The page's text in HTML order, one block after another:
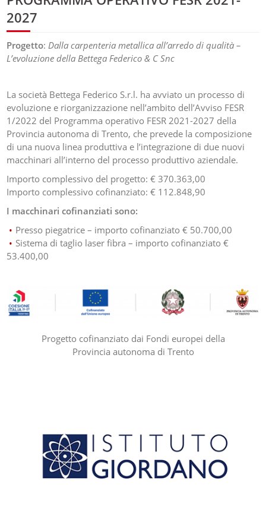
2027
Progetto: Dalla carpenteria metallica all’arredo di qualità –
L’evoluzione della Bettega Federico & C Snc
La società Bettega Federico S.r.l. ha avviato un processo di
evoluzione e riorganizzazione nell’ambito dell’Avviso FESR
1/2022 del Programma operativo FESR 2021-2027 della
Provincia autonoma di Trento, che prevede la composizione
di una nuova linea produttiva e l’integrazione di due nuovi
macchinari all’interno del processo produttivo aziendale.
Importo complessivo del progetto: € 370.363,00
Importo complessivo cofinanziato: € 112.848,90
I macchinari cofinanziati sono:
Presso piegatrice – importo cofinanziato € 50.700,00
Sistema di taglio laser fibra – importo cofinanziato €
53.400,00
Progetto cofinanziato dai Fondi europei della
Provincia autonoma di Trento